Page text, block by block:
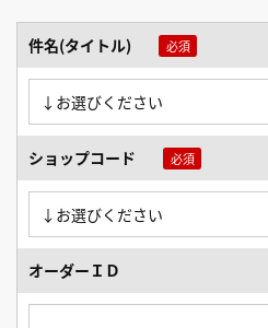
件名(タイトル)
ショップコード
オーダーＩＤ